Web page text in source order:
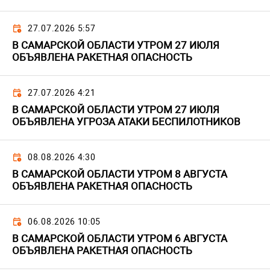
27.07.2026 5:57
В САМАРСКОЙ ОБЛАСТИ УТРОМ 27 ИЮЛЯ
ОБЪЯВЛЕНА РАКЕТНАЯ ОПАСНОСТЬ
27.07.2026 4:21
В САМАРСКОЙ ОБЛАСТИ УТРОМ 27 ИЮЛЯ
ОБЪЯВЛЕНА УГРОЗА АТАКИ БЕСПИЛОТНИКОВ
08.08.2026 4:30
В САМАРСКОЙ ОБЛАСТИ УТРОМ 8 АВГУСТА
ОБЪЯВЛЕНА РАКЕТНАЯ ОПАСНОСТЬ
06.08.2026 10:05
В САМАРСКОЙ ОБЛАСТИ УТРОМ 6 АВГУСТА
ОБЪЯВЛЕНА РАКЕТНАЯ ОПАСНОСТЬ